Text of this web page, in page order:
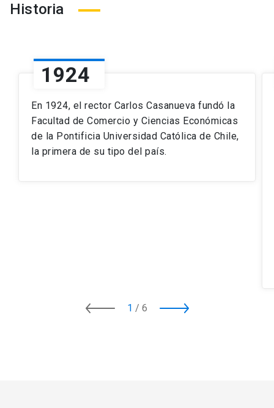
Historia
1924
En 1924, el rector Carlos Casanueva fundó la
Facultad de Comercio y Ciencias Económicas
de la Pontificia Universidad Católica de Chile,
la primera de su tipo del país.
1 / 6